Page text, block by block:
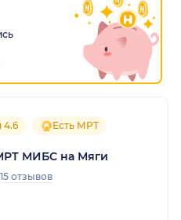
4.6 Есть МРТ
МИБС на Мяги
15 отзывов